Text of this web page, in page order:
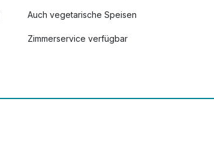
Auch vegetarische Speisen
Zimmerservice verfügbar